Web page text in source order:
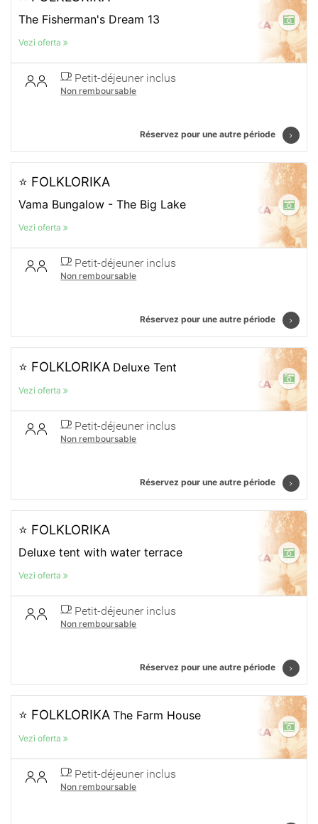
The Fisherman's Dream 13
Vezi oferta
Petit-déjeuner inclus
Non remboursable
Réservez pour une autre période
⭐ FOLKLORIKA
Vama Bungalow - The Big Lake
Vezi oferta
Petit-déjeuner inclus
Non remboursable
Réservez pour une autre période
⭐ FOLKLORIKA Deluxe Tent
Vezi oferta
Petit-déjeuner inclus
Non remboursable
Réservez pour une autre période
⭐ FOLKLORIKA
Deluxe tent with water terrace
Vezi oferta
Petit-déjeuner inclus
Non remboursable
Réservez pour une autre période
⭐ FOLKLORIKA The Farm House
Vezi oferta
Petit-déjeuner inclus
Non remboursable